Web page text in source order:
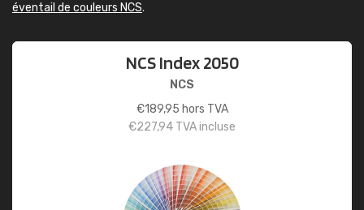
éventail de couleurs NCS.
NCS Index 2050
NCS
€189,95 hors TVA
€227,94 TVA incluse